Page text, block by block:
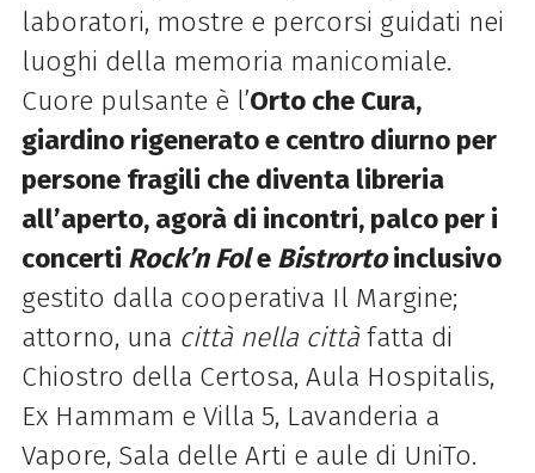
laboratori, mostre e percorsi guidati nei
luoghi della memoria manicomiale.
Cuore pulsante è l’Orto che Cura,
giardino rigenerato e centro diurno per
persone fragili che diventa libreria
all’aperto, agorà di incontri, palco per i
concerti Rock’n Fole Bistrortoinclusivo
gestito dalla cooperativa Il Margine;
attorno, una città nella cittàfatta di
Chiostro della Certosa, Aula Hospitalis,
Ex Hammam e Villa 5, Lavanderia a
Vapore, Sala delle Arti e aule di UniTo.